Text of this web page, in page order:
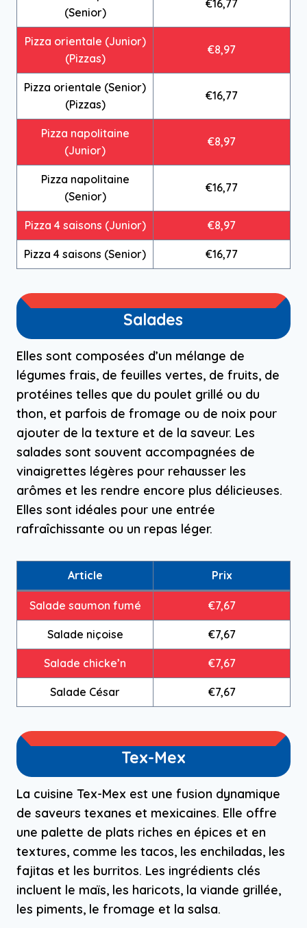
(Senior)
€16,77
Pizza orientale (Junior)
(Pizzas)
€8,97
Pizza orientale (Senior)
(Pizzas)
€16,77
Pizza napolitaine
(Junior)
€8,97
Pizza napolitaine
(Senior)
€16,77
Pizza 4 saisons (Junior) €8,97
Pizza 4 saisons (Senior) €16,77
Salades
Elles sont composées d’un mélange de
légumes frais, de feuilles vertes, de fruits, de
protéines telles que du poulet grillé ou du
thon, et parfois de fromage ou de noix pour
ajouter de la texture et de la saveur. Les
salades sont souvent accompagnées de
vinaigrettes légères pour rehausser les
arômes et les rendre encore plus délicieuses.
Elles sont idéales pour une entrée
rafraîchissante ou un repas léger.
Article Prix
Salade saumon fumé €7,67
Salade niçoise €7,67
Salade chicke’n €7,67
Salade César €7,67
Tex-Mex
La cuisine Tex-Mex est une fusion dynamique
de saveurs texanes et mexicaines. Elle offre
une palette de plats riches en épices et en
textures, comme les tacos, les enchiladas, les
fajitas et les burritos. Les ingrédients clés
incluent le maïs, les haricots, la viande grillée,
les piments, le fromage et la salsa.